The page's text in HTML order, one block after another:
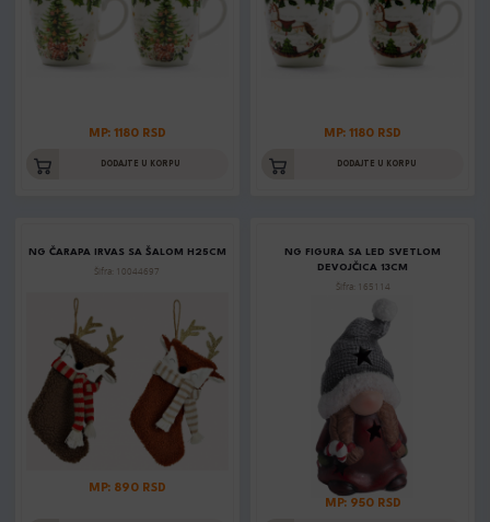
MP: 1180 RSD
DODAJTE U KORPU
MP: 1180 RSD
DODAJTE U KORPU
NG ČARAPA IRVAS SA ŠALOM H25CM
Šifra: 10044697
MP: 890 RSD
NG FIGURA SA LED SVETLOM
DEVOJČICA 13CM
Šifra: 165114
MP: 950 RSD